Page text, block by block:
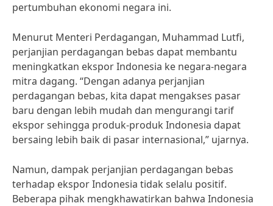
pertumbuhan ekonomi negara ini.
Menurut Menteri Perdagangan, Muhammad Lutfi,
perjanjian perdagangan bebas dapat membantu
meningkatkan ekspor Indonesia ke negara-negara
mitra dagang. “Dengan adanya perjanjian
perdagangan bebas, kita dapat mengakses pasar
baru dengan lebih mudah dan mengurangi tarif
ekspor sehingga produk-produk Indonesia dapat
bersaing lebih baik di pasar internasional,” ujarnya.
Namun, dampak perjanjian perdagangan bebas
terhadap ekspor Indonesia tidak selalu positif.
Beberapa pihak mengkhawatirkan bahwa Indonesia